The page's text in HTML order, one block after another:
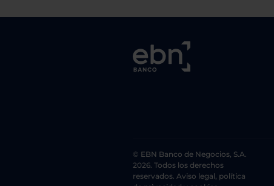
© EBN Banco de Negocios, S.A.
2026. Todos los derechos
reservados. Aviso legal, política